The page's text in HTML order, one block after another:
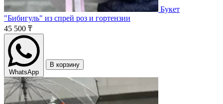
Букет
"Бибигуль" из спрей роз и гортензии
45 500 ₸
WhatsApp
В корзину